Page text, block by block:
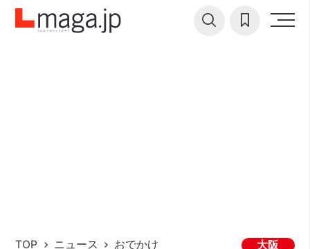
TOP ニュース おでかけ 大阪